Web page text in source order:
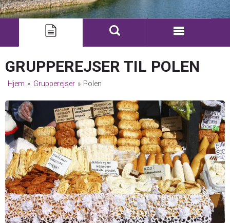
GRUPPEREJSER TIL POLEN
Hjem » Grupperejser » Polen